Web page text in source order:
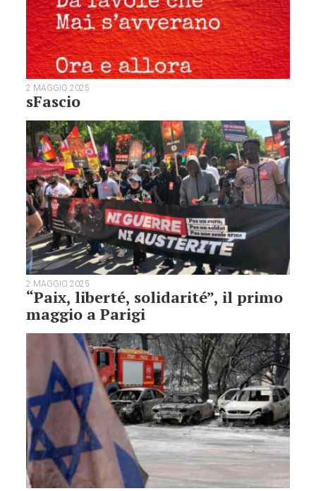
2 MAGGIO 2025
sFascio
2 MAGGIO 2025
“Paix, liberté, solidarité”, il primo
maggio a Parigi